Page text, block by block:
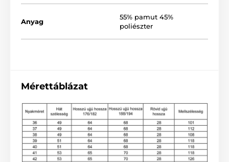
Anyag
55% pamut 45%
poliészter
Mérettáblázat